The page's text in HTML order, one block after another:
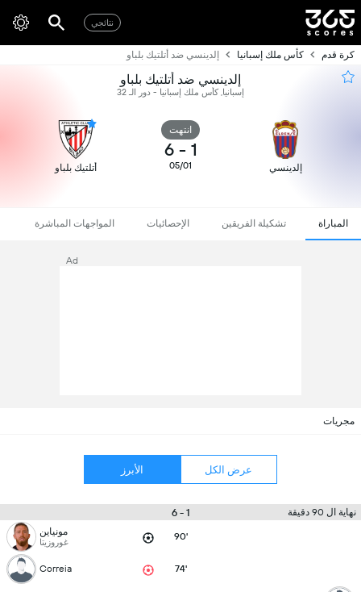
نتائجي
كرة قدم كأس ملك إسبانيا إلدينسي ضد أتلتيك بلباو
إلدينسي ضد أتلتيك بلباو
إسبانيا, كأس ملك إسبانيا - دور الـ 32
إلدينسي
انتهت
1
-
6
05/01 أتلتيك بلباو
المباراة تشكيلة الفريقين الإحصائيات المواجهات المباشرة
Ad
مجريات
عرض الكل الأبرز
نهاية ال 90 دقيقة 1 - 6
90' مونياين
غوروزيتا
74'
Correia